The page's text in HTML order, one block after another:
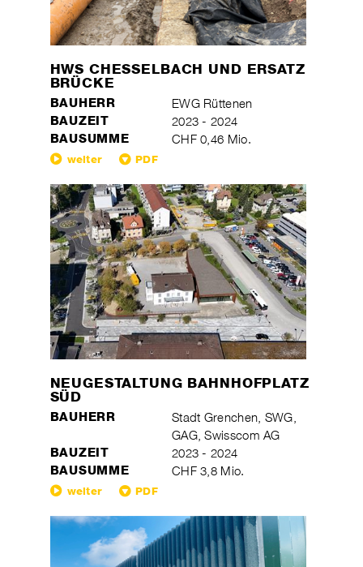
HWS CHESSELBACH UND ERSATZ
BRÜCKE
BAUHERR EWG Rüttenen
BAUZEIT 2023 - 2024
BAUSUMME CHF 0,46 Mio.
weiter PDF
NEUGESTALTUNG BAHNHOFPLATZ
SÜD
BAUHERR
Stadt Grenchen, SWG,
GAG, Swisscom AG
BAUZEIT 2023 - 2024
BAUSUMME CHF 3,8 Mio.
weiter PDF